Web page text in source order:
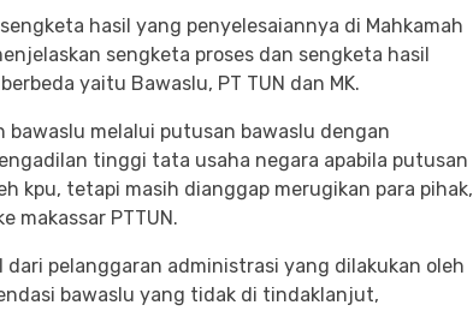
hasil yang penyelesaiannya di Mahkamah
sengketa proses dan sengketa hasil
yaitu Bawaslu, PT TUN dan MK.
bawaslu melalui putusan bawaslu dengan
tinggi tata usaha negara apabila putusan
kpu, tetapi masih dianggap merugikan para pihak,
makassar PTTUN.
pelanggaran administrasi yang dilakukan oleh
bawaslu yang tidak di tindaklanjut,